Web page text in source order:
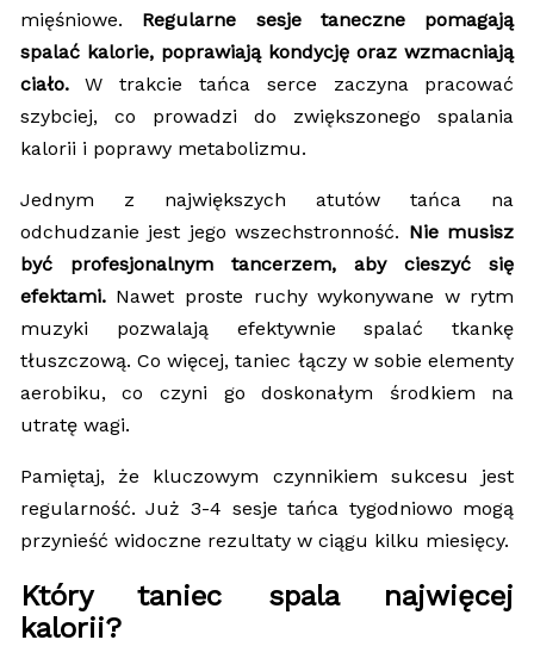
mięśniowe. Regularne sesje taneczne pomagają
spalać kalorie, poprawiają kondycję oraz wzmacniają
ciało.W trakcie tańca serce zaczyna pracować
szybciej, co prowadzi do zwiększonego spalania
kalorii i poprawy metabolizmu.
Jednym z największych atutów tańca na
odchudzanie jest jego wszechstronność. Nie musisz
być profesjonalnym tancerzem, aby cieszyć się
efektami.Nawet proste ruchy wykonywane w rytm
muzyki pozwalają efektywnie spalać tkankę
tłuszczową. Co więcej, taniec łączy w sobie elementy
aerobiku, co czyni go doskonałym środkiem na
utratę wagi.
Pamiętaj, że kluczowym czynnikiem sukcesu jest
regularność. Już 3-4 sesje tańca tygodniowo mogą
przynieść widoczne rezultaty w ciągu kilku miesięcy.
Który taniec spala najwięcej
kalorii?